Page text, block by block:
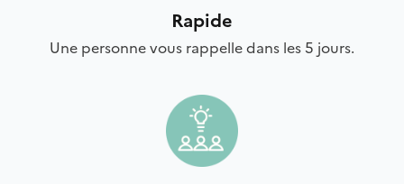
Rapide
Une personne vous rappelle dans les 5 jours.